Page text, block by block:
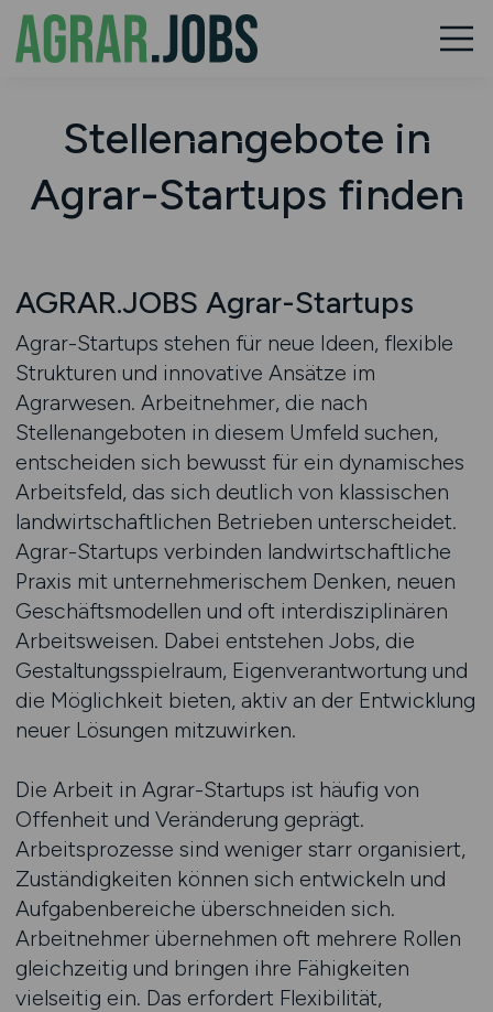
Stellenangebote in
Agrar-Startups finden
AGRAR.JOBS Agrar-Startups
Agrar-Startups stehen für neue Ideen, flexible
Strukturen und innovative Ansätze im
Agrarwesen. Arbeitnehmer, die nach
Stellenangeboten in diesem Umfeld suchen,
entscheiden sich bewusst für ein dynamisches
Arbeitsfeld, das sich deutlich von klassischen
landwirtschaftlichen Betrieben unterscheidet.
Agrar-Startups verbinden landwirtschaftliche
Praxis mit unternehmerischem Denken, neuen
Geschäftsmodellen und oft interdisziplinären
Arbeitsweisen. Dabei entstehen Jobs, die
Gestaltungsspielraum, Eigenverantwortung und
die Möglichkeit bieten, aktiv an der Entwicklung
neuer Lösungen mitzuwirken.
Die Arbeit in Agrar-Startups ist häufig von
Offenheit und Veränderung geprägt.
Arbeitsprozesse sind weniger starr organisiert,
Zuständigkeiten können sich entwickeln und
Aufgabenbereiche überschneiden sich.
Arbeitnehmer übernehmen oft mehrere Rollen
gleichzeitig und bringen ihre Fähigkeiten
vielseitig ein. Das erfordert Flexibilität,